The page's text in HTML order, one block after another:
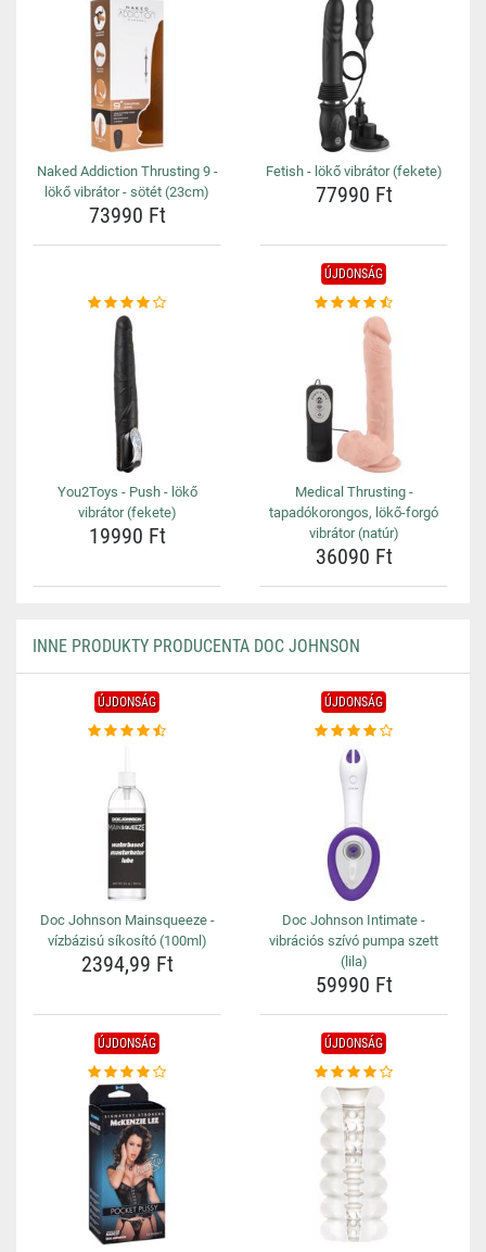
Naked Addiction Thrusting 9 -
lökő vibrátor - sötét (23cm)
73990 Ft
Fetish - lökő vibrátor (fekete)
77990 Ft
You2Toys - Push - lökő
vibrátor (fekete)
19990 Ft
ÚJDONSÁG
Medical Thrusting -
tapadókorongos, lökő-forgó
vibrátor (natúr)
36090 Ft
INNE PRODUKTY PRODUCENTA DOC JOHNSON
ÚJDONSÁG
Doc Johnson Mainsqueeze -
vízbázisú síkosító (100ml)
2394,99 Ft
ÚJDONSÁG
Doc Johnson Intimate -
vibrációs szívó pumpa szett
(lila)
59990 Ft
ÚJDONSÁG ÚJDONSÁG